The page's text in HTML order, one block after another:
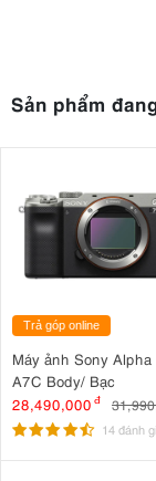
Sản phẩm
Trả góp online
Máy ảnh Sony
A7C Body/ Bạc
28,490,000 đ
14 đánh